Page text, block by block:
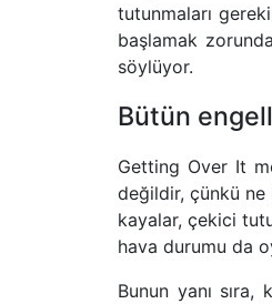
tutunmaları
başlamak
söylüyor.
Bütün
Getting Over It
değildir, çünkü ne
kayalar, çekici
hava durumu da
Bunun yanı